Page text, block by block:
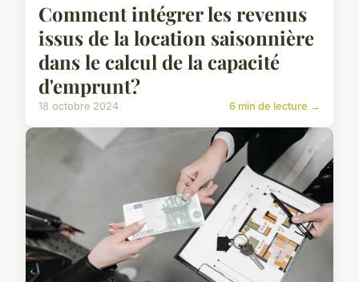
Comment intégrer les revenus
issus de la location saisonnière
dans le calcul de la capacité
d'emprunt?
18 octobre 2024 6 min de lecture →